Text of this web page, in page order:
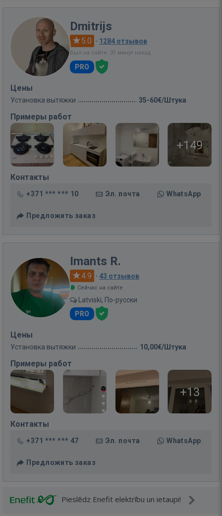
Dmitrijs
5.0 · 1284 отзывов
Был на сайте: 31 минут назад
PRO
Цены
Установка вытяжки 35-60€/Штука
Примеры работ
+149
Контакты
+371 *** *** 10 Эл. почта WhatsApp
Предложить заказ
Imants R.
4.9 · 43 отзывов
Сейчас на сайте
Latviski, По-русски
PRO
Цены
Установка вытяжки 10,00€/Штука
Примеры работ
+13
Контакты
+371 *** *** 47 Эл. почта WhatsApp
Предложить заказ
Pieslēdz Enefit elektrību un ietaupi!